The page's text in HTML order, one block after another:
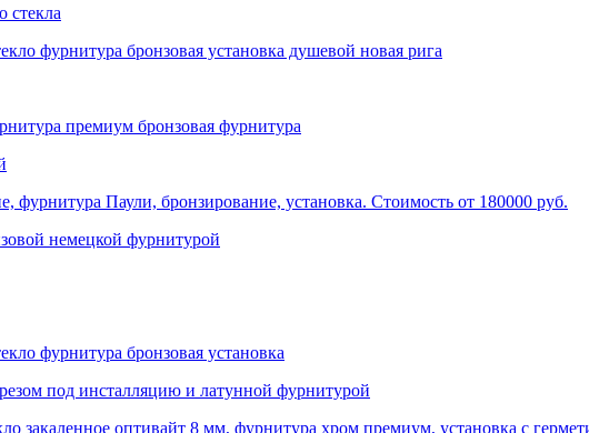
стекла
немецкой фурнитурой
под инсталляцию и латунной фурнитурой